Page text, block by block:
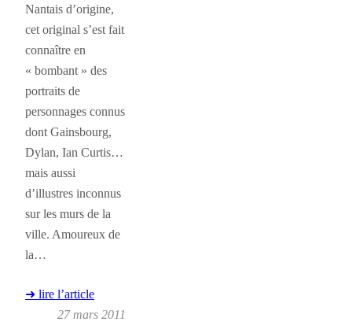
Nantais d’origine,
cet original s’est fait
connaître en
« bombant » des
portraits de
personnages connus
dont Gainsbourg,
Dylan, Ian Curtis…
mais aussi
d’illustres inconnus
sur les murs de la
ville. Amoureux de
la…
➜ lire l’article
27 mars 2011